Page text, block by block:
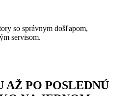
so správnym došľapom,
servisom.
AŽ PO POSLEDNÚ